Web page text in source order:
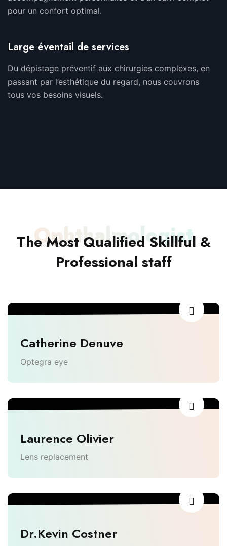
pour un confort optimal.
Large éventail de services
Du dépistage préventif aux chirurgies complexes, en
passant par l’esthétique du regard, nous couvrons
tous vos besoins visuels.
Ophthalmologist
The Most Qualified Skillful &
Professional staff
Catherine Denuve
Optegra eye
Laurence Olivier
Lens replacement
Dr.Kevin Costner